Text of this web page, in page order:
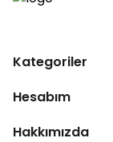
Kategoriler
Hesabım
Hakkımızda